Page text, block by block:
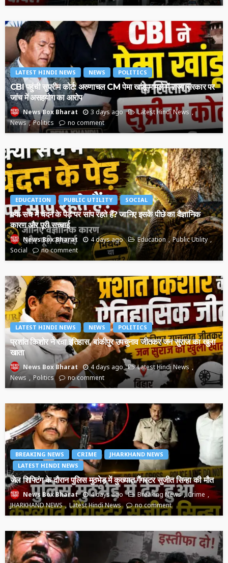
LATEST HINDI NEWS NEWS POLITICS
CBI पहुंची सुप्रीम कोर्ट: अरुणाचल CM पेमा खांडू मामले में राज्य सरकार पर
जांच में असहयोग का आरोप
News Box Bharat 3 days ago
Latest Hindi News
News
Politics no comment
EDUCATION PUBLIC UTILITY SOCIAL
क्या सच में चंदन के पेड़ पर सांप रहते हैं? जानिए इसके पीछे का वैज्ञानिक
कारण और पूरी सच्चाई
News Box Bharat 4 days ago Education
Public Utility
Social
no comment
LATEST HINDI NEWS NEWS POLITICS
प्रशांत किशोर ने रचा इतिहास, बांकीपुर उपचुनाव जीतकर जन सुराज का खुला
खाता
News Box Bharat 4 days ago
Latest Hindi News
News
Politics no comment
BREAKING NEWS CRIME
JHARKHAND NEWS
LATEST HINDI NEWS
जेल शिफ्टिंग के दौरान पुलिस मुठभेड़ में कुख्यात गैंगस्टर सुजीत सिन्हा की मौत
News Box Bharat 4 days ago Breaking News
Crime
JHARKHAND NEWS
Latest Hindi News no comment